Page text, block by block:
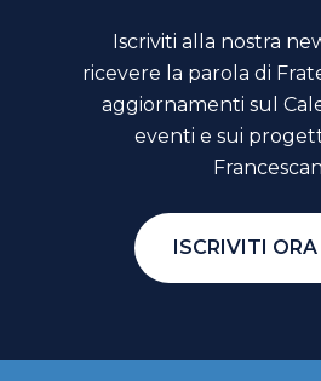
Iscriviti alla nostra
ricevere la parola di
aggiornamenti sul
eventi e sui
ISCRIVITI ORA